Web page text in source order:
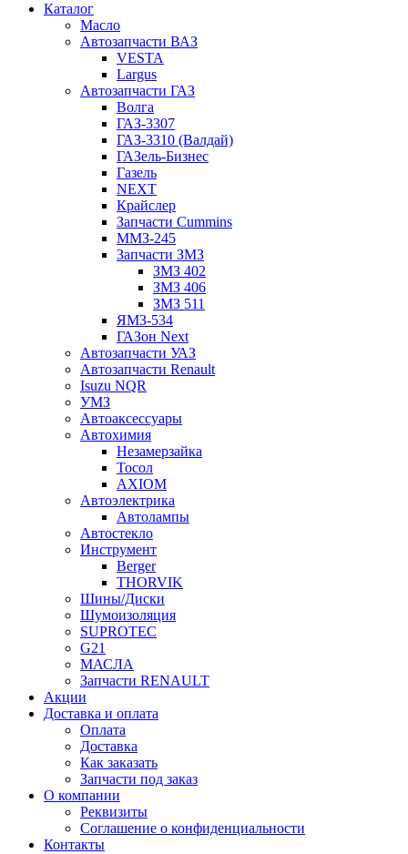
Каталог
Масло
Автозапчасти ВАЗ
VESTA
Largus
Автозапчасти ГАЗ
Волга
ГАЗ-3307
ГАЗ-3310 (Валдай)
ГАЗель-Бизнес
Газель
NEXT
Крайслер
Запчасти Cummins
ММЗ-245
Запчасти ЗМЗ
ЗМЗ 402
ЗМЗ 406
ЗМЗ 511
ЯМЗ-534
ГАЗон Next
Автозапчасти УАЗ
Автозапчасти Renault
Isuzu NQR
УМЗ
Автоаксессуары
Автохимия
Незамерзайка
Тосол
AXIOM
Автоэлектрика
Автолампы
Автостекло
Инструмент
Berger
THORVIK
Шины/Диски
Шумоизоляция
SUPROTEC
G21
МАСЛА
Запчасти RENAULT
Акции
Доставка и оплата
Оплата
Доставка
Как заказать
Запчасти под заказ
О компании
Реквизиты
Соглашение о конфиденциальности
Контакты